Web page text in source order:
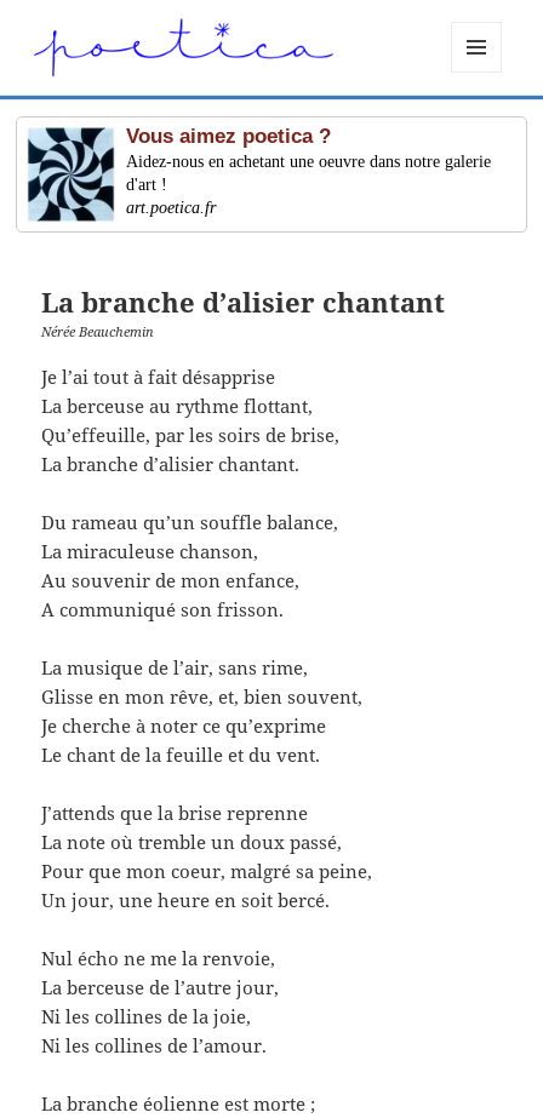
ET
WIDGETS
Vous aimez poetica ?
Aidez-nous en achetant une oeuvre dans notre galerie
d'art !
art.poetica.fr
La branche d’alisier chantant
Nérée Beauchemin
Je l’ai tout à fait désapprise
La berceuse au rythme flottant,
Qu’effeuille, par les soirs de brise,
La branche d’alisier chantant.
Du rameau qu’un souffle balance,
La miraculeuse chanson,
Au souvenir de mon enfance,
A communiqué son frisson.
La musique de l’air, sans rime,
Glisse en mon rêve, et, bien souvent,
Je cherche à noter ce qu’exprime
Le chant de la feuille et du vent.
J’attends que la brise reprenne
La note où tremble un doux passé,
Pour que mon coeur, malgré sa peine,
Un jour, une heure en soit bercé.
Nul écho ne me la renvoie,
La berceuse de l’autre jour,
Ni les collines de la joie,
Ni les collines de l’amour.
La branche éolienne est morte ;